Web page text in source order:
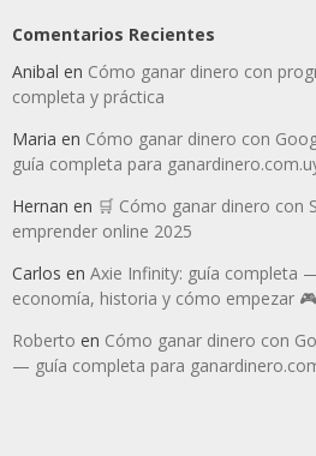
Comentarios Recientes
Anibal en Cómo ganar dinero con
completa y práctica
Maria en Cómo ganar dinero con
guía completa para
Hernan en 🛒 Cómo ganar dinero con
emprender online 2025
Carlos en Axie Infinity: guía completa
economía, historia y cómo empezar
Roberto en Cómo ganar dinero con
— guía completa para